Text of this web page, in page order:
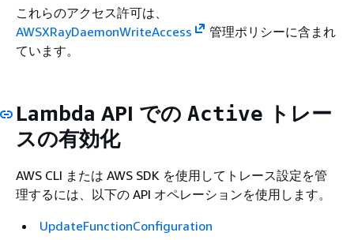
これらのアクセス許可は、
AWSXRayDaemonWriteAccess
管理ポリシーに含まれ
ています。
Lambda API での Active トレー
スの有効化
AWS CLI または AWS SDK を使用してトレース設定を管
理するには、以下の API オペレーションを使用します。
UpdateFunctionConfiguration